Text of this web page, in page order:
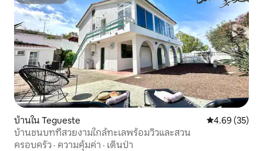
เมืองและมีป้ายรถเมล์อยู่ใกล้ๆซึ่งจะช่วยให้
คุณเดินทางผ่านเกาะไปยังจุดหมายปลาย
ทางหลักได้ อยู่ห่างจากสนามบิน Tenerife
Sur (สนามบิน TFS) 50 นาทีและห่างจาก
สนามบิน Tenerife North (สนามบิน TFN)
15 นาที แท็กซี่ไม่แพงและคุณสามารถจ้าง
พวกเขาทางโทรศัพท์หรือขอบริการดังกล่าว
บ้านใน Tegueste คะแนนเฉลี่ย
4.69 (35)
บ้านชนบทที่สวยงามใกล้ทะเลพร้อมวิวและสวน
ครอบครัว · ความคุ้มค่า · เดินป่า